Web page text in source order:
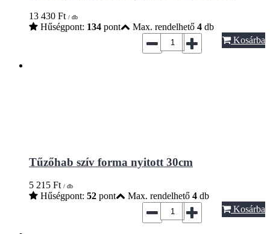
13 430 Ft / db
Hűségpont: 134 pont Max. rendelhető 4 db
Kosárba
Tűzőhab szív forma nyitott 30cm
5 215 Ft / db
Hűségpont: 52 pont Max. rendelhető 4 db
Kosárba